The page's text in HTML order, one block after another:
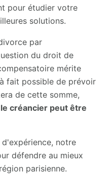
pour étudier votre
solutions.
par
du droit de
mérite
fait possible de prévoir
de cette somme,
créancier peut être
notre
défendre au mieux
parisienne.